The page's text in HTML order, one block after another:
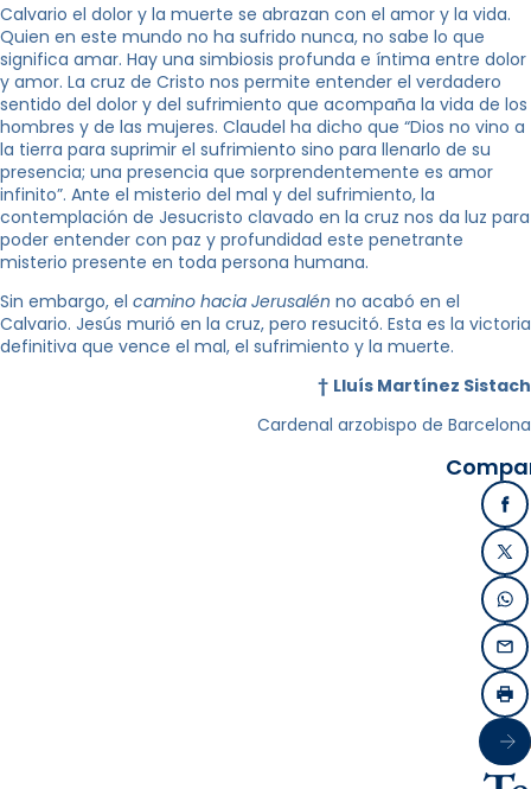
Calvario el dolor y la muerte se abrazan con el amor y la vida.
Quien en este mundo no ha sufrido nunca, no sabe lo que
significa amar. Hay una simbiosis profunda e íntima entre dolor
y amor. La cruz de Cristo nos permite entender el verdadero
sentido del dolor y del sufrimiento que acompaña la vida de los
hombres y de las mujeres. Claudel ha dicho que “Dios no vino a
la tierra para suprimir el sufrimiento sino para llenarlo de su
presencia; una presencia que sorprendentemente es amor
infinito”. Ante el misterio del mal y del sufrimiento, la
contemplación de Jesucristo clavado en la cruz nos da luz para
poder entender con paz y profundidad este penetrante
misterio presente en toda persona humana.
Sin embargo, el camino hacia Jerusalén no acabó en el
Calvario. Jesús murió en la cruz, pero resucitó. Esta es la victoria
definitiva que vence el mal, el sufrimiento y la muerte.
† Lluís Martínez Sistach
Cardenal arzobispo de Barcelona
X